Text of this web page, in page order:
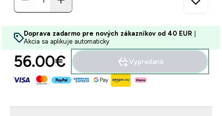
Doprava zadarmo pre nových zákazníkov od 40 EUR
Akcia sa aplikuje automaticky
56.00€‎ Vypredané